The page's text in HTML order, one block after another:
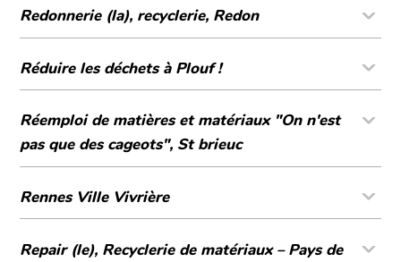
Redonnerie (la), recyclerie, Redon
Réduire les déchets à Plouf !
Réemploi de matières et matériaux "On n'est
pas que des cageots", St brieuc
Rennes Ville Vivrière
Repair (le), Recyclerie de matériaux – Pays de